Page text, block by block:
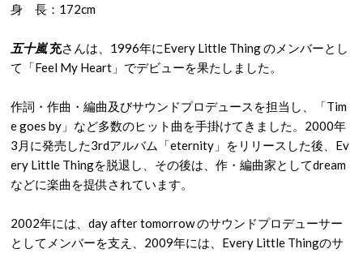
身 長：172cm
五十嵐充さんは、1996年にEvery Little Thing のメンバーとし
て「Feel My Heart」でデビューを果たしました。
作詞・作曲・編曲及びサウンドプロデュースを担当し、「Tim
e goes by」など多数のヒット曲を手掛けてきました。2000年
3月に発売した3rdアルバム「eternity」をリリースした後、Ev
ery Little Thingを脱退し、その後は、作・編曲家としてdream
などに楽曲を提供されています。
2002年には、day after tomorrow のサウンドプロデューサー
としてメンバーを支え、2009年には、Every Little Thingのサ